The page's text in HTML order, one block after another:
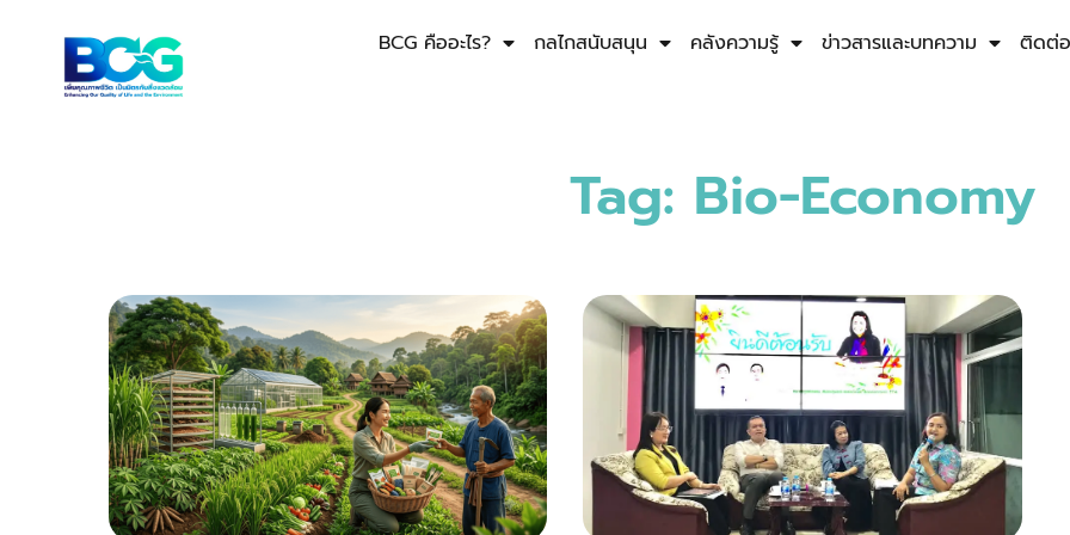
BCG คืออะไร? กลไกสนับสนุน คลังความรู้ ข่าวสารและบทความ ติดต่อ
Tag: Bio-Economy